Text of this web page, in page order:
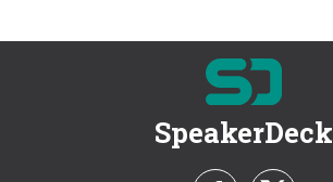
SpeakerDeck